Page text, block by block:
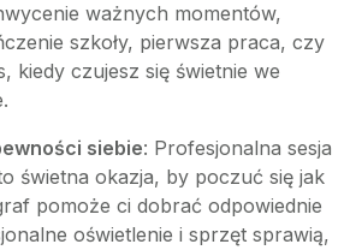
ważnych momentów,
szkoły, pierwsza praca, czy
kiedy czujesz się świetnie we
siebie: Profesjonalna sesja
świetna okazja, by poczuć się jak
pomoże ci dobrać odpowiednie
oświetlenie i sprzęt sprawią,